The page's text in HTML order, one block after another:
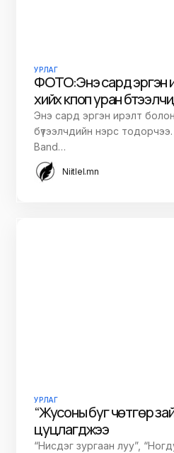
УРЛАГ
ФОТО:Энэ сард эргэн
хийх кпоп уран
Энэ сард эргэн ирэлт
бүтээлчдийн нэрс
Band…
Niitlel.mn
УРЛАГ
“Жусоны буг чөтгөр
цуцлагджээ
“Нисдэг зургаан луу”,